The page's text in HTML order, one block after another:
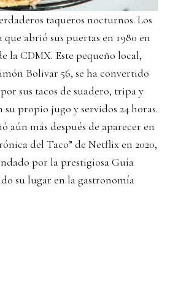
taqueros nocturnos. Los
abrió sus puertas en 1980 en
la CDMX. Este pequeño local,
Bolivar 56, se ha convertido
sus tacos de suadero, tripa y
su propio jugo y servidos 24 horas.
aún más después de aparecer en
del Taco” de Netflix en 2020,
por la prestigiosa Guía
su lugar en la gastronomía